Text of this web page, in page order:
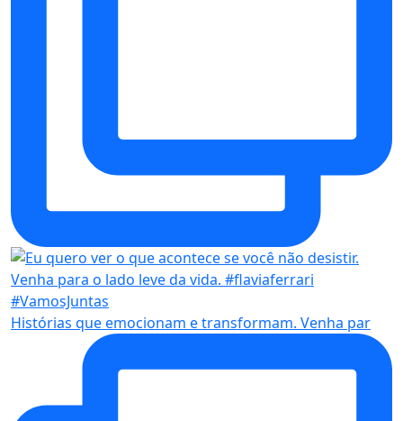
Histórias que emocionam e transformam. Venha par